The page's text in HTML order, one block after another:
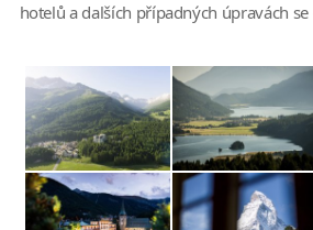
hotelů a dalších případných úpravách